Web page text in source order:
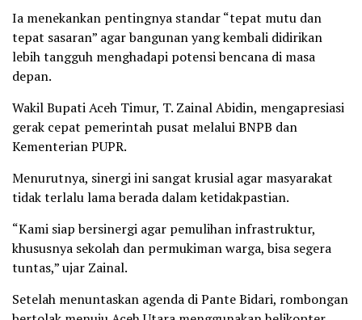
Ia menekankan pentingnya standar “tepat mutu dan
tepat sasaran” agar bangunan yang kembali didirikan
lebih tangguh menghadapi potensi bencana di masa
depan.
Wakil Bupati Aceh Timur, T. Zainal Abidin, mengapresiasi
gerak cepat pemerintah pusat melalui BNPB dan
Kementerian PUPR.
Menurutnya, sinergi ini sangat krusial agar masyarakat
tidak terlalu lama berada dalam ketidakpastian.
“Kami siap bersinergi agar pemulihan infrastruktur,
khususnya sekolah dan permukiman warga, bisa segera
tuntas,” ujar Zainal.
Setelah menuntaskan agenda di Pante Bidari, rombongan